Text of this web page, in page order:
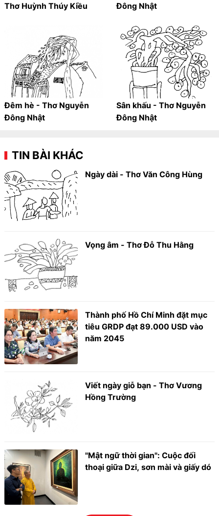
Thơ Huỳnh Thúy Kiều Đông Nhật
Đêm hè - Thơ Nguyễn
Đông Nhật
Sân khấu - Thơ Nguyễn
Đông Nhật
TIN BÀI KHÁC
Ngày dài - Thơ Văn Công Hùng
Vọng âm - Thơ Đỗ Thu Hằng
Thành phố Hồ Chí Minh đặt mục
tiêu GRDP đạt 89.000 USD vào
năm 2045
Viết ngày giỗ bạn - Thơ Vương
Hồng Trường
"Mật ngữ thời gian": Cuộc đối
thoại giữa Dzi, sơn mài và giấy dó